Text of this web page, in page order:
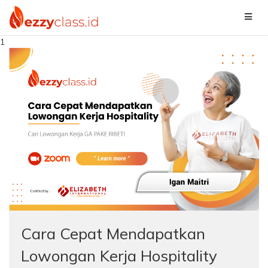
1
Cara Cepat Mendapatkan
Lowongan Kerja Hospitality